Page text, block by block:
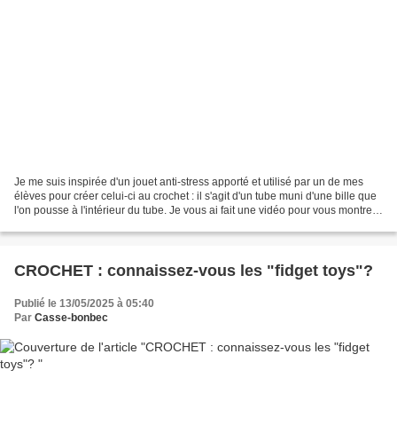
Je me suis inspirée d'un jouet anti-stress apporté et utilisé par un de mes
élèves pour créer celui-ci au crochet : il s'agit d'un tube muni d'une bille que
l'on pousse à l'intérieur du tube. Je vous ai fait une vidéo pour vous montrer
CROCHET : connaissez-vous les "fidget toys"?
Publié le 13/05/2025 à 05:40
Par Casse-bonbec